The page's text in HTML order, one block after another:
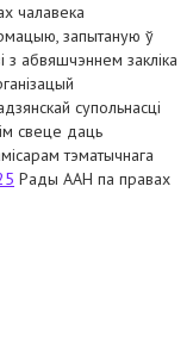
чалавека
запытаную ў
з абвяшчэннем закліка
супольнасці
свеце даць
тэматычнага
Рады ААН па правах
пра доступ да